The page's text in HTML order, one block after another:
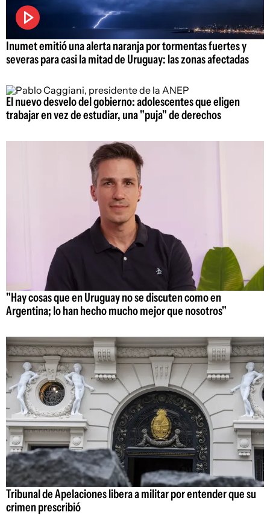
Inumet emitió una alerta naranja por tormentas fuertes y
severas para casi la mitad de Uruguay: las zonas afectadas
El nuevo desvelo del gobierno: adolescentes que eligen
trabajar en vez de estudiar, una "puja" de derechos
"Hay cosas que en Uruguay no se discuten como en
Argentina; lo han hecho mucho mejor que nosotros"
Tribunal de Apelaciones libera a militar por entender que su
crimen prescribió